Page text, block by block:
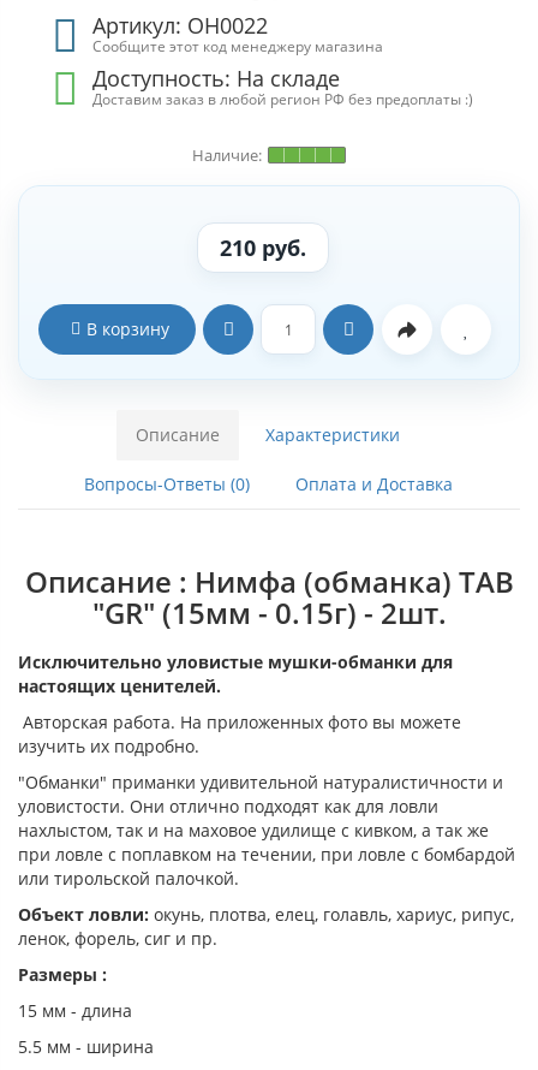
Артикул: ОН0022
Сообщите этот код менеджеру магазина
Доступность: На складе
Доставим заказ в любой регион РФ без предоплаты :)
210 руб.
В корзину
Описание Характеристики
Вопросы-Ответы (0) Оплата и Доставка
Описание : Нимфа (обманка) TAB
"GR" (15мм - 0.15г) - 2шт.
Исключительно уловистые мушки-обманки для
настоящих ценителей.
Авторская работа. На приложенных фото вы можете
изучить их подробно.
"Обманки" приманки удивительной натуралистичности и
уловистости. Они отлично подходят как для ловли
нахлыстом, так и на маховое удилище с кивком, а так же
при ловле с поплавком на течении, при ловле с бомбардой
или тирольской палочкой.
Объект ловли: окунь, плотва, елец, голавль, хариус, рипус,
ленок, форель, сиг и пр.
Размеры :
15 мм - длина
5.5 мм - ширина